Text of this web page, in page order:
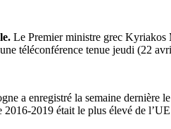
Le Premier ministre grec Kyriakos
téléconférence tenue jeudi (22
a enregistré la semaine dernière
2019 était le plus élevé de